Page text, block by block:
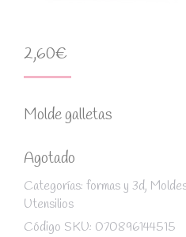
2,60€
Molde galletas
Agotado
Categorías: formas y 3d,
Utensilios
Código SKU: 070896144515